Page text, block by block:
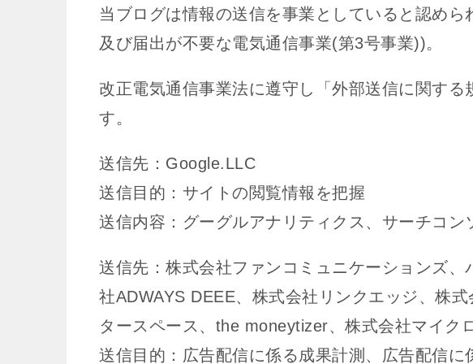
当ブログは情報の送信を事業としていると認め
及び届出が不要な電気通信事業(第3号事業))。
改正電気通信事業法に遵守し「外部送信に関する
す。
送信先：Google.LLC
送信目的：サイトの閲覧情報を把握
送信内容：グーグルアナリティクス、サーチコン
送信先：株式会社ファンコミュニケーションズ
社ADWAYS DEEE、株式会社リンクエッジ、株
タースペース、the moneytizer、株式会社マイク
送信目的：広告配信に係る成果計測、広告配信に